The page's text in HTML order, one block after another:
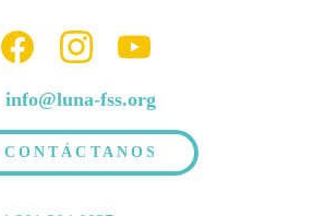
info@luna-fss.org
CONTÁCTANOS